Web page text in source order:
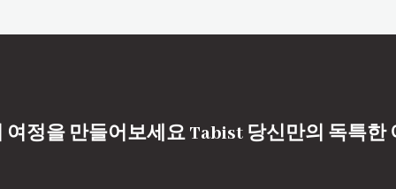
여정을 만들어보세요 Tabist 당신만의 독특한